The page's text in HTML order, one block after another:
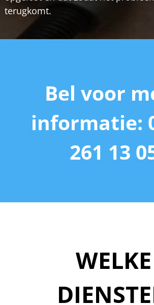
terugkomt.
Bel voor
informatie:
261 13
WELKE